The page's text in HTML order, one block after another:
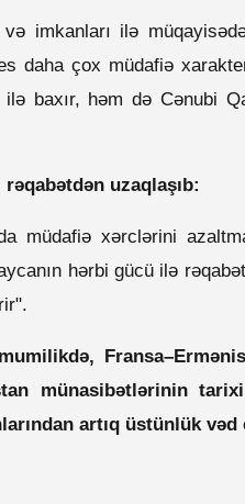
imkanları ilə
daha çox müdafiə
baxır, həm də Cənubi
uzaqlaşıb:
müdafiə xərclərini
hərbi gücü ilə
münasibətlərinin
artıq üstünlük vəd